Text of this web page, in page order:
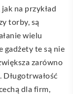
na przykład
torby, są
wielu
gadżety te są nie
zarówno
dla firm,